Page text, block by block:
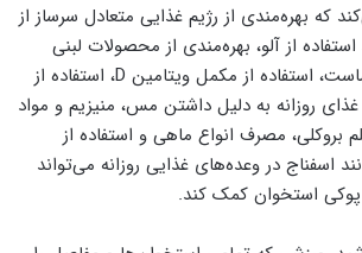
که بهره‌مندی از رژیم غذایی متعادل سرساز از
از آلو، بهره‌مندی از محصولات لبنی
کم‌چربی نظیر شیر و ماست، استفاده از مکمل ویتامین D، استفاده از
غذای روزانه به دلیل داشتن مس، منیزیم و مواد
بروکلی، مصرف انواع ماهی و استفاده از
اسفناج در وعده‌های غذایی روزانه می‌تواند
پوکی استخوان کمک کند.